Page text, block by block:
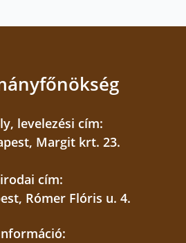
levelezési cím:
Margit krt. 23.
irodai cím:
Rómer Flóris u. 4.